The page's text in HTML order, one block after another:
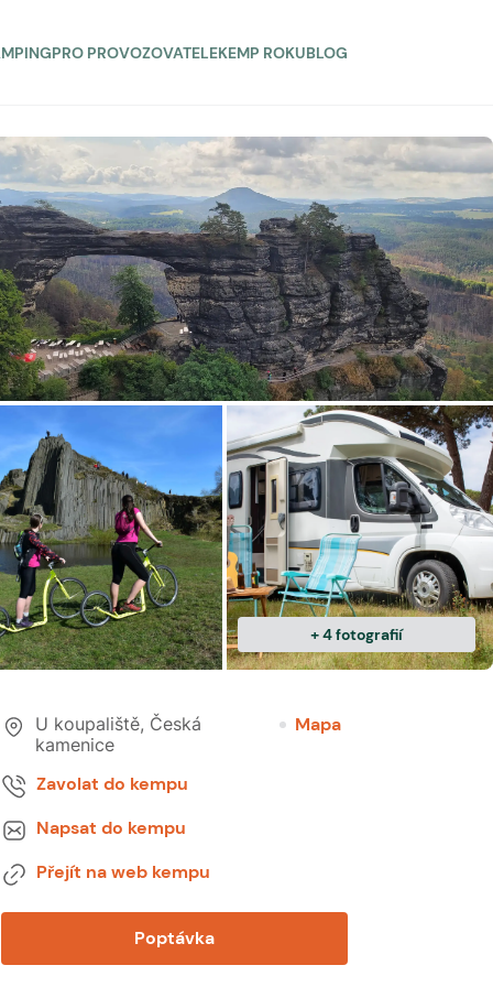
PRO PROVOZOVATELEKEMP ROKUBLOG
+4fotografií
U koupaliště, Česká
kamenice
Mapa
Zavolat do kempu
Napsat do kempu
Přejít na web kempu
Poptávka